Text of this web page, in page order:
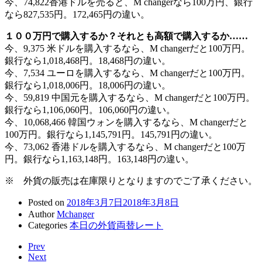
今、74,822香港ドルを売ると、M changerなら100万円、銀行
なら827,535円。172,465円の違い。
１００万円で購入するか？それとも高額で購入するか……
今、9,375 米ドルを購入するなら、M changerだと100万円。
銀行なら1,018,468円。18,468円の違い。
今、7,534 ユーロを購入するなら、M changerだと100万円。
銀行なら1,018,006円。18,006円の違い。
今、59,819 中国元を購入するなら、M changerだと100万円。
銀行なら1,106,060円。106,060円の違い。
今、10,068,466 韓国ウォンを購入するなら、M changerだと
100万円。銀行なら1,145,791円。145,791円の違い。
今、73,062 香港ドルを購入するなら、M changerだと100万
円。銀行なら1,163,148円。163,148円の違い。
※ 外貨の販売は在庫限りとなりますのでご了承ください。
Posted on 2018年3月7日 2018年3月8日
AuthorMchanger
Categories 本日の外貨両替レート
Prev
Next